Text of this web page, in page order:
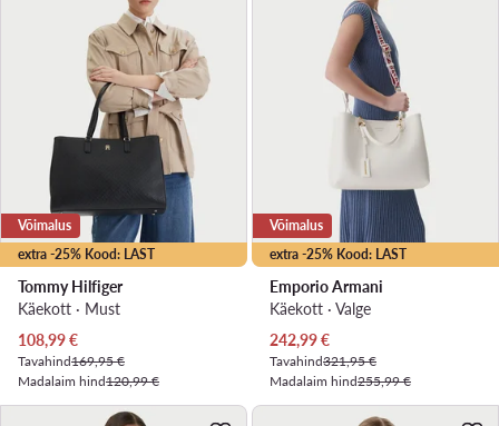
extra -25% Kood: LAST
Võimalus
Tommy Hilfiger
Käekott · Must
Praegune hind
108,99€
Tavahind169,95 €
Madalaim hind120,99 €
extra -25% Kood: LAST
Võimalus
Emporio Armani
Käekott · Valge
Praegune hind
242,99€
Tavahind321,95 €
Madalaim hind255,99 €